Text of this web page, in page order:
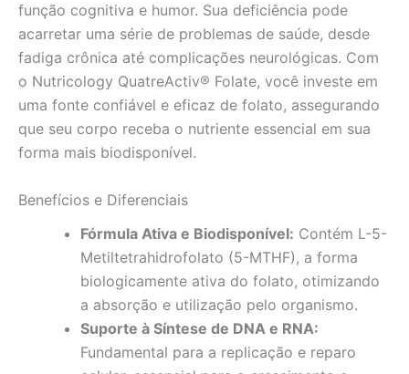
função cognitiva e humor. Sua deficiência pode
acarretar uma série de problemas de saúde, desde
fadiga crônica até complicações neurológicas. Com
o Nutricology QuatreActiv® Folate, você investe em
uma fonte confiável e eficaz de folato, assegurando
que seu corpo receba o nutriente essencial em sua
forma mais biodisponível.
Benefícios e Diferenciais
Fórmula Ativa e Biodisponível: Contém L-5-
Metiltetrahidrofolato (5-MTHF), a forma
biologicamente ativa do folato, otimizando
a absorção e utilização pelo organismo.
Suporte à Síntese de DNA e RNA:
Fundamental para a replicação e reparo